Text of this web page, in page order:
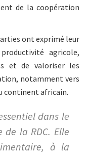
de la coopération
ont exprimé leur
agricole,
et de valoriser les
notamment vers
continent africain.
dans le
la RDC. Elle
à la